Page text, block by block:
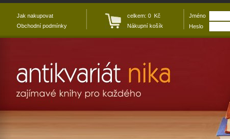
Jak nakupovat
Obchodní podmínky
celkem: 0 Kč
Nákupní košík
Jméno
Heslo